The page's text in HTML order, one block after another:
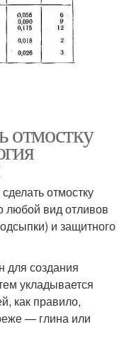
отмостку
отмостку
любой вид отливов
и защитного
для создания
укладывается
как правило,
— глина или